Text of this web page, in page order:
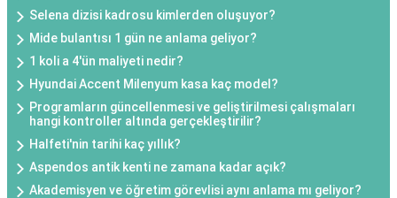
Selena dizisi kadrosu kimlerden oluşuyor?
Mide bulantısı 1 gün ne anlama geliyor?
1 koli a 4'ün maliyeti nedir?
Hyundai Accent Milenyum kasa kaç model?
Programların güncellenmesi ve geliştirilmesi çalışmaları
hangi kontroller altında gerçekleştirilir?
Halfeti'nin tarihi kaç yıllık?
Aspendos antik kenti ne zamana kadar açık?
Akademisyen ve öğretim görevlisi aynı anlama mı geliyor?